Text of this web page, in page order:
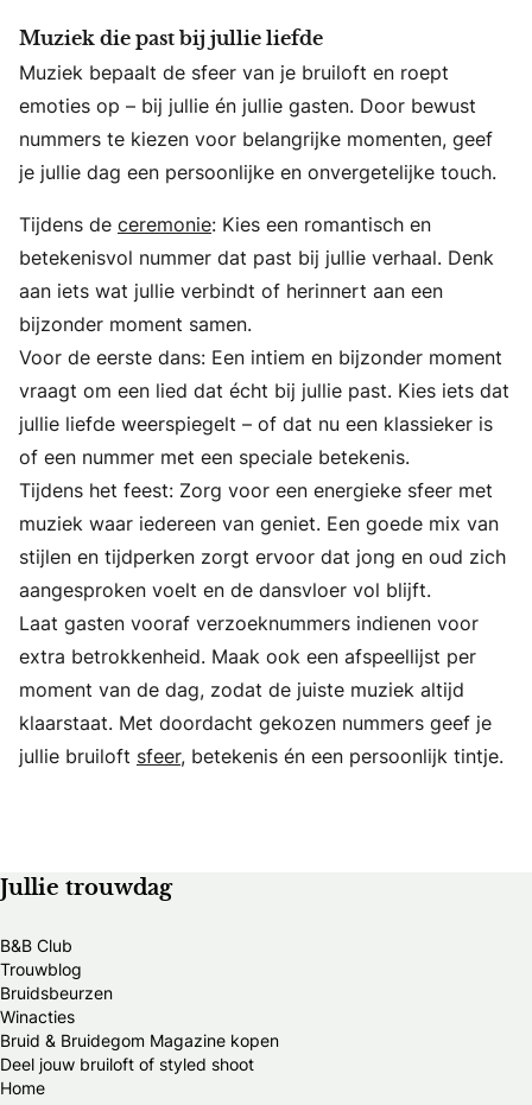
Muziek die past bij jullie liefde
Muziek bepaalt de sfeer van je bruiloft en roept
emoties op – bij jullie én jullie gasten. Door bewust
nummers te kiezen voor belangrijke momenten, geef
je jullie dag een persoonlijke en onvergetelijke touch.
Tijdens de ceremonie: Kies een romantisch en
betekenisvol nummer dat past bij jullie verhaal. Denk
aan iets wat jullie verbindt of herinnert aan een
bijzonder moment samen.
Voor de eerste dans: Een intiem en bijzonder moment
vraagt om een lied dat écht bij jullie past. Kies iets dat
jullie liefde weerspiegelt – of dat nu een klassieker is
of een nummer met een speciale betekenis.
Tijdens het feest: Zorg voor een energieke sfeer met
muziek waar iedereen van geniet. Een goede mix van
stijlen en tijdperken zorgt ervoor dat jong en oud zich
aangesproken voelt en de dansvloer vol blijft.
Laat gasten vooraf verzoeknummers indienen voor
extra betrokkenheid. Maak ook een afspeellijst per
moment van de dag, zodat de juiste muziek altijd
klaarstaat. Met doordacht gekozen nummers geef je
jullie bruiloft sfeer, betekenis én een persoonlijk tintje.
Jullie trouwdag
B&B Club
Trouwblog
Bruidsbeurzen
Winacties
Bruid & Bruidegom Magazine kopen
Deel jouw bruiloft of styled shoot
Home